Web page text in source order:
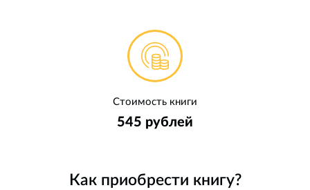
Стоимость книги
545 рублей
Как приобрести книгу?